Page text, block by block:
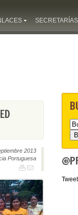
SECRETARÍAS
2013
Portuguesa